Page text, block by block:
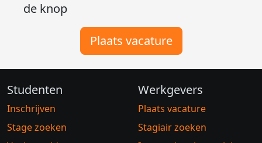
de knop
Plaats vacature
Studenten
Inschrijven
Stage zoeken
Werkgevers
Plaats vacature
Stagiair zoeken